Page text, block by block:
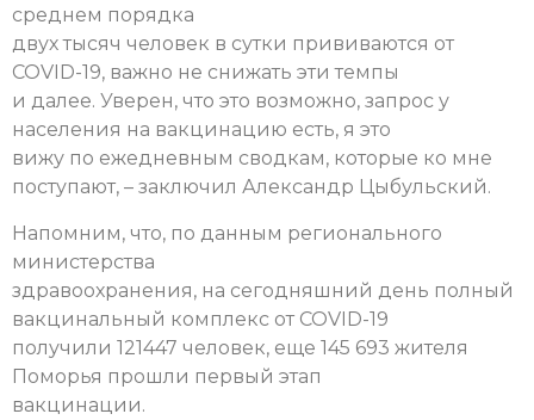
среднем порядка
двух тысяч человек в сутки прививаются от
COVID-19, важно не снижать эти темпы
и далее. Уверен, что это возможно, запрос у
населения на вакцинацию есть, я это
вижу по ежедневным сводкам, которые ко мне
поступают, – заключил Александр Цыбульский.
Напомним, что, по данным регионального
министерства
здравоохранения, на сегодняшний день полный
вакцинальный комплекс от COVID-19
получили 121447 человек, еще 145 693 жителя
Поморья прошли первый этап
вакцинации.